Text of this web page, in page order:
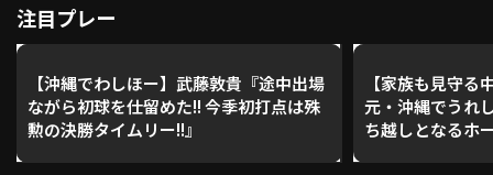
注目プレー
【沖縄でわしほー】武藤敦貴『途中出場
ながら初球を仕留めた!! 今季初打点は殊
勲の決勝タイムリー!!』
【家族も見守る
元・沖縄でうれ
ち越しとなるホ